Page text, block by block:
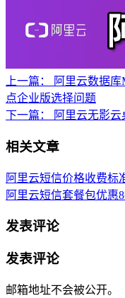
上一篇：
阿里云数据
点企业版选择问题
下一篇：
阿里云无影
相关文章
阿里云短信价格收费标
阿里云短信套餐包优惠
发表评论
发表评论
邮箱地址不会被公开。